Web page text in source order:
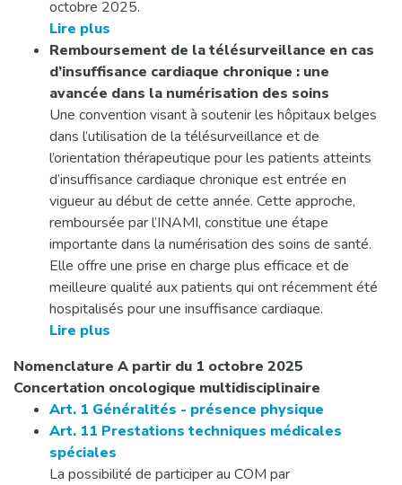
octobre 2025.
Lire plus
Remboursement de la télésurveillance en cas
d’insuffisance cardiaque chronique : une
avancée dans la numérisation des soins
Une convention visant à soutenir les hôpitaux belges
dans l’utilisation de la télésurveillance et de
l’orientation thérapeutique pour les patients atteints
d’insuffisance cardiaque chronique est entrée en
vigueur au début de cette année. Cette approche,
remboursée par l’INAMI, constitue une étape
importante dans la numérisation des soins de santé.
Elle offre une prise en charge plus efficace et de
meilleure qualité aux patients qui ont récemment été
hospitalisés pour une insuffisance cardiaque.
Lire plus
Nomenclature A partir du 1 octobre 2025
Concertation oncologique multidisciplinaire
Art. 1 Généralités - présence physique
Art. 11 Prestations techniques médicales
spéciales
La possibilité de participer au COM par